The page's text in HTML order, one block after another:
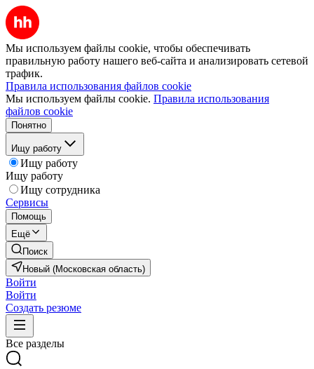
Мы используем файлы cookie, чтобы обеспечивать
правильную работу нашего веб-сайта и анализировать сетевой
трафик.
Правила использования файлов cookie
Мы используем файлы cookie. Правила использования
файлов cookie
Понятно
Ищу работу
Ищу работу
Ищу работу
Ищу сотрудника
Сервисы
Помощь
Ещё
Поиск
Новый (Московская область)
Войти
Войти
Создать резюме
Все разделы